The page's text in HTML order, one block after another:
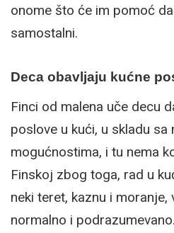
onome što će im pomoć
samostalni.
Deca obavljaju kućne
Finci od malena uče decu
poslove u kući, u skladu
mogućnostima, i tu nema
Finskoj zbog toga, rad u
neki teret, kaznu i
normalno i